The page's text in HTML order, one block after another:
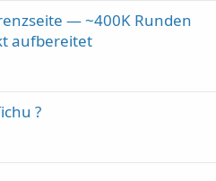
— ~400K Runden
aufbereitet
?